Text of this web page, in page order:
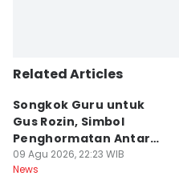
Related Articles
Songkok Guru untuk
Gus Rozin, Simbol
Penghormatan Antar
Ulama
09 Agu 2026, 22:23 WIB
News